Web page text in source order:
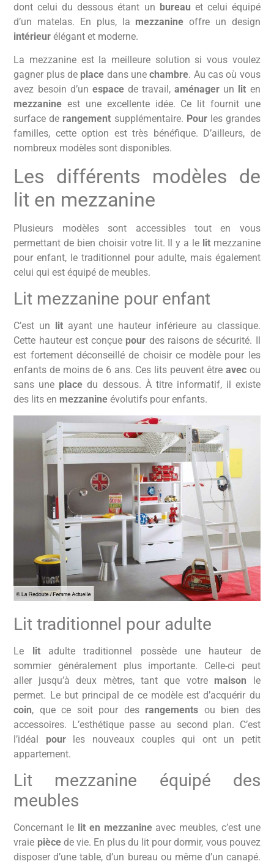
dont celui du dessous étant un bureau et celui équipé
d’un matelas. En plus, la mezzanine offre un design
intérieur élégant et moderne.
La mezzanine est la meilleure solution si vous voulez
gagner plus de place dans unechambre. Au cas où vous
avez besoin d’un espacede travail,aménager un lit en
mezzanine est une excellente idée. Ce lit fournit une
surface de rangement supplémentaire. Pourles grandes
familles, cette option est très bénéfique. D’ailleurs, de
nombreux modèles sont disponibles.
Les différents modèles de
lit en mezzanine
Plusieurs modèles sont accessibles tout en vous
permettant de bien choisir votre lit. Il y a le litmezzanine
pour enfant, le traditionnel pour adulte, mais également
celui qui est équipé de meubles.
Lit mezzanine pour enfant
C’est un lit ayant une hauteur inférieure au classique.
Cette hauteur est conçue pour des raisons de sécurité. Il
est fortement déconseillé de choisir ce modèle pour les
enfants de moins de 6 ans. Ces lits peuvent être avecou
sans une place du dessous. À titre informatif, il existe
des lits en mezzanine évolutifs pour enfants.
Lit traditionnel pour adulte
Le litadulte traditionnel possède une hauteur de
sommier généralement plus importante. Celle-ci peut
aller jusqu’à deux mètres, tant que votre maison le
permet. Le but principal de ce modèle est d’acquérir du
coin, que ce soit pour des rangements ou bien des
accessoires. L’esthétique passe au second plan. C’est
l’idéal pourles nouveaux couples qui ont un petit
appartement.
Lit mezzanine équipé des
meubles
Concernant le lit en mezzanineavec meubles, c’est une
vraie piècede vie. En plus du lit pour dormir, vous pouvez
disposer d’une table, d’un bureau ou même d’un canapé.